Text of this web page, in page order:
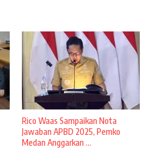
Rico Waas Sampaikan Nota
Jawaban APBD 2025, Pemko
Medan Anggarkan ...